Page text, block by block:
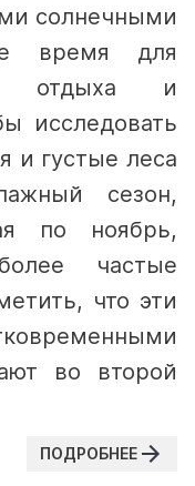
солнечными
время для
отдыха и
исследовать
и густые леса
сезон,
по ноябрь,
частые
что эти
во второй
ПОДРОБНЕЕ